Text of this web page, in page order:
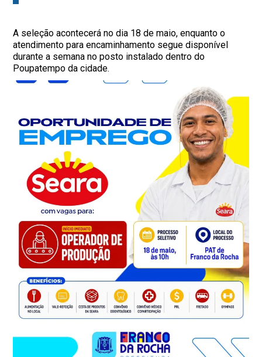
A seleção acontecerá no dia 18 de maio, enquanto o
atendimento para encaminhamento segue disponível
durante a semana no posto instalado dentro do
Poupatempo da cidade.